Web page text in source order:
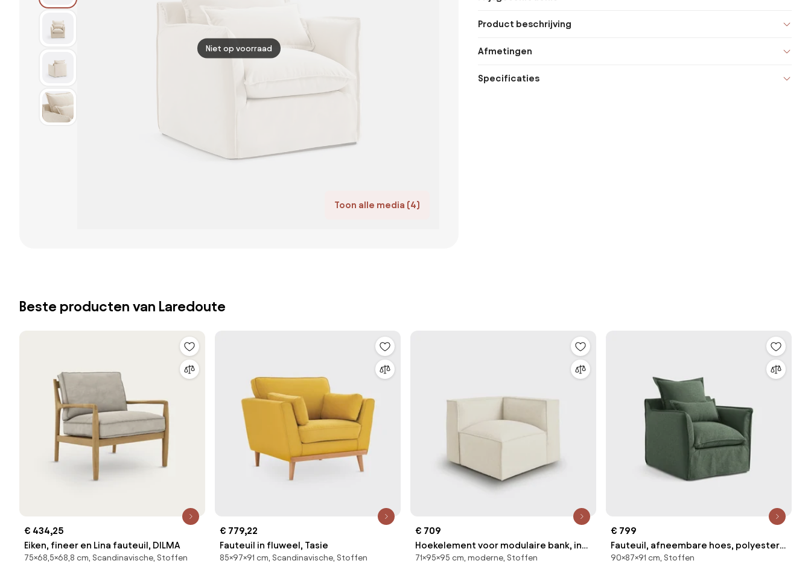
Toon alle media (4)
Niet op voorraad
Product beschrijving
Afmetingen
Specificaties
Beste producten van Laredoute
€ 434,25
Eiken, fineer en Lina fauteuil, DILMA
75×68,5×68,8 cm, Scandinavische, Stoffen
€ 779,22
Fauteuil in fluweel, Tasie
85×97×91 cm, Scandinavische, Stoffen
€ 709
Hoekelement voor modulaire bank, in
badstof, Seven
71×95×95 cm, moderne, Stoffen
€ 799
Fauteuil, afneembare hoes, polyester,
Odna
90×87×91 cm, Stoffen